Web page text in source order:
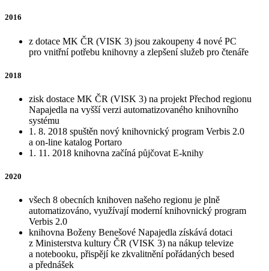
2016
z dotace MK ČR (VISK 3) jsou zakoupeny 4 nové PC
pro vnitřní potřebu knihovny a zlepšení služeb pro čtenáře
2018
zisk dostace MK ČR (VISK 3) na projekt Přechod regionu
Napajedla na vyšší verzi automatizovaného knihovního
systému
1. 8. 2018 spuštěn nový knihovnický program Verbis 2.0
a on-line katalog Portaro
1. 11. 2018 knihovna začíná půjčovat E-knihy
2020
všech 8 obecních knihoven našeho regionu je plně
automatizováno, využívají moderní knihovnický program
Verbis 2.0
knihovna Boženy Benešové Napajedla získává dotaci
z Ministerstva kultury ČR (VISK 3) na nákup televize
a notebooku, přispějí ke zkvalitnění pořádaných besed
a přednášek